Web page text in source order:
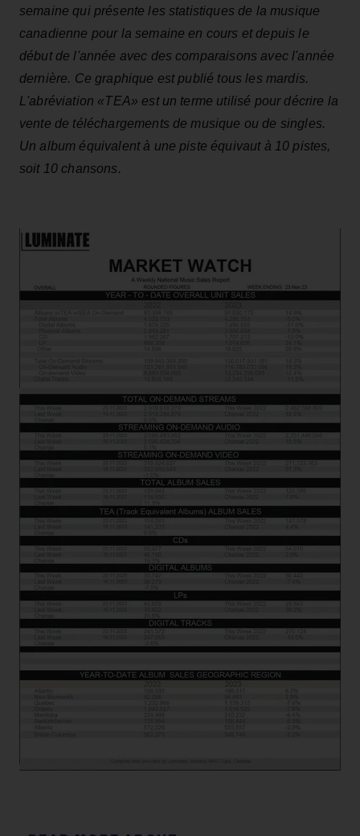
semaine qui présente les statistiques de la musique
canadienne pour la semaine en cours et depuis le
début de l'année avec des comparaisons avec l'année
dernière. Ce graphique est publié tous les mardis.
L'abréviation «TEA» est un terme utilisé pour décrire la
vente de téléchargements de musique ou de singles.
Un album équivalent à une piste équivaut à 10 pistes,
soit 10 chansons.